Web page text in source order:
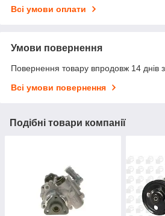
Всі умови оплати
Умови повернення
Повернення товару впродовж 14 днів
Всі умови повернення
Подібні товари компанії